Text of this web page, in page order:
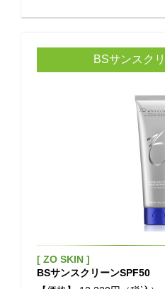
BSサンスク
[ ZO SKIN ]
BSサンスクリーンSPF50